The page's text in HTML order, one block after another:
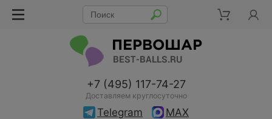
+7 (495) 117-74-27
Доставляем круглосуточно
Telegram MAX